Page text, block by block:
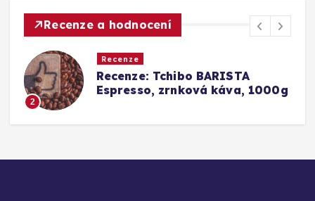
Recenze a hodnocení
Tchibo BARISTA
zrnková káva, 1000g